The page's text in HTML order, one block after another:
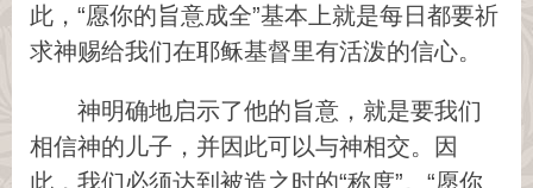
此，“愿你的旨意成全”基本上就是每日都要祈
求神赐给我们在耶稣基督里有活泼的信心。
神明确地启示了他的旨意，就是要我们
相信神的儿子，并因此可以与神相交。因
此，我们必须达到被造之时的“称度”。“愿你